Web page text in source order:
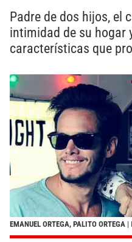
Padre de dos hijos, el
intimidad de su hogar
características que
EMANUEL ORTEGA, PALITO ORTEGA |